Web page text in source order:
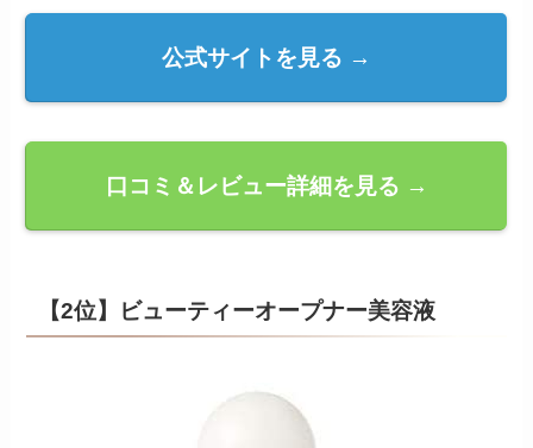
公式サイトを見る →
口コミ＆レビュー詳細を見る →
【2位】ビューティーオープナー美容液